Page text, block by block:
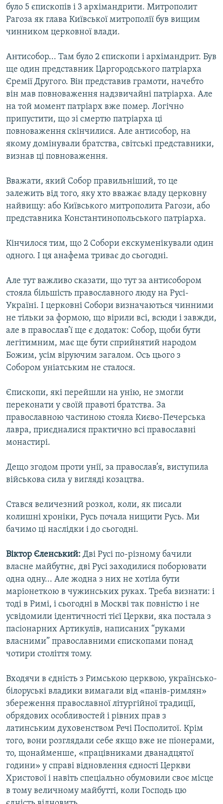
було 5 єпископів і 3 архімандрити. Митрополит
Рагоза як глава Київської митрополії був вищим
чинником церковної влади.
Антисобор... Там було 2 єпископи і архімандрит. Був
ще один представник Царгородського патріарха
Єремії Другого. Він представив грамоти, начебто
він мав повноваження надзвичайні патріарха. Але
на той момент патріарх вже помер. Логічно
припустити, що зі смертю патріарха ці
повноваження скінчилися. Але антисобор, на
якому домінували братства, світські представники,
визнав ці повноваження.
Вважати, який Собор правильніший, то це
залежить від того, яку хто вважає владу церковну
найвищу: або Київського митрополита Рагози, або
представника Константинопольського патріарха.
Кінчилося тим, що 2 Собори екскуменікували один
одного. І ця анафема триває до сьогодні.
Але тут важливо сказати, що тут за антисобором
стояла більшість православного люду на Русі-
Україні. І церковні Собори визначаються чинними
не тільки за формою, що вірили всі, всюди і завжди,
але в православ’ї ще є додаток: Собор, щоби бути
легітимним, має ще бути сприйнятий народом
Божим, усім віруючим загалом. Ось цього з
Собором уніатським не сталося.
Єпископи, які перейшли на унію, не змогли
переконати у своїй правоті братства. За
православною частиною стояла Києво-Печерська
лавра, приєдналися практично всі православні
монастирі.
Дещо згодом проти унії, за православ’я, виступила
військова сила у вигляді козацтва.
Стався величезний розкол, коли, як писали
колишні хроніки, Русь почала нищити Русь. Ми
бачимо ці наслідки і до сьогодні.
Віктор Єленський: Дві Русі по-різному бачили
власне майбутнє, дві Русі заходилися поборювати
одна одну... Але жодна з них не хотіла бути
маріонеткою в чужинських руках. Треба визнати: і
тоді в Римі, і сьогодні в Москві так повністю і не
усвідомили ідентичності тієї Церкви, яка постала з
пасіонарних Артикулів, написаних “руками
власними” православними єпископами понад
чотири століття тому.
Входячи в єдність з Римською церквою, українсько-
білоруські владики вимагали від «панів-римлян»
збереження православної літургійної традиції,
обрядових особливостей і рівних прав з
латинським духовенством Речі Посполитої. Крім
того, вони розглядали себе якщо вже не піонерами,
то, щонайменше, «працівниками дванадцятої
години» у справі відновлення єдності Церкви
Христової і навіть спеціально обумовили своє місце
в тому величному майбутті, коли Господь цю